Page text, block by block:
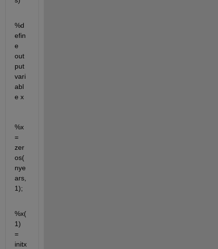
%d
efin
e
out
put
vari
abl
e x
%x
=
zer
os(
nye
ars,
1);
%x(
1)
=
initx